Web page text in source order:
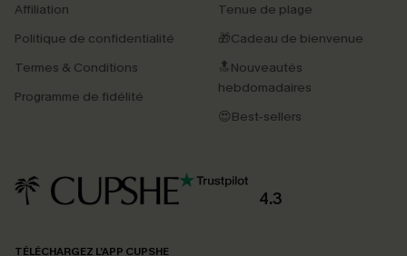
Affiliation
Politique de confidentialité
Termes & Conditions
Programme de fidélité
Tenue de plage
🎁Cadeau de bienvenue
🔝Nouveautés
hebdomadaires
😍Best-sellers
4.3
TÉLÉCHARGEZ L’APP CUPSHE